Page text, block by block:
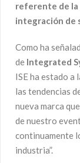
referente de la
integración de
Como ha
de Integrated
ISE ha estado a
las tendencias
nueva marca
de nuestro
continuamente
industria”.